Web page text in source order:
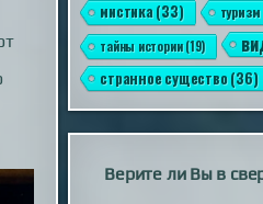
мистика(33) туризм
тайны истории(19)
странное существо(36)
Верите ли Вы в